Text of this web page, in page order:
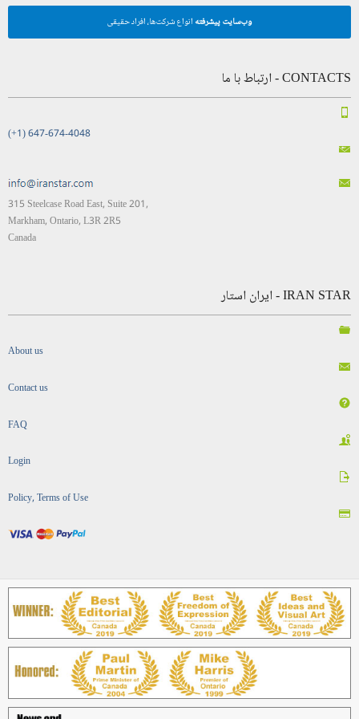
وب‌سایت پیشرفته انواع شرکت‌ها، افراد حقیقی
CONTACTS - ارتباط با ما
(+1) 647-674-4048
315 Steelcase Road East, Suite 201,
Markham, Ontario, L3R 2R5
Canada
IRAN STAR - ایران استار
About us
Contact us
FAQ
Login
Policy, Terms of Use